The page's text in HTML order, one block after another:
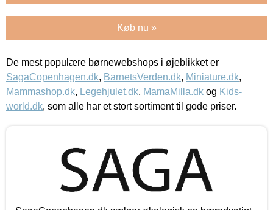
Køb nu »
De mest populære børnewebshops i øjeblikket er
SagaCopenhagen.dk, BarnetsVerden.dk, Miniature.dk,
Mammashop.dk, Legehjulet.dk, MamaMilla.dk og Kids-
world.dk, som alle har et stort sortiment til gode priser.